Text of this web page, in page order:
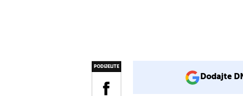
PODIJELITE
Dodajte